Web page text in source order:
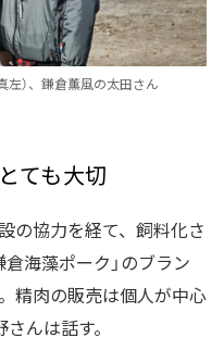
）、鎌倉薫風の太田さん
ても大切
の協力を経て、飼料化さ
海藻ポーク」のブラン
精肉の販売は個人が中心
んは話す。